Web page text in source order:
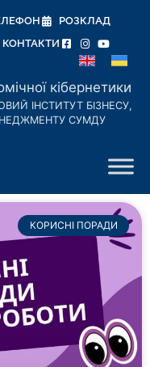
РОЗКЛАД
КОНТАКТИ
кібернетики
ІНСТИТУТ БІЗНЕСУ,
СУМДУ
КОРИСНІ ПОРАДИ